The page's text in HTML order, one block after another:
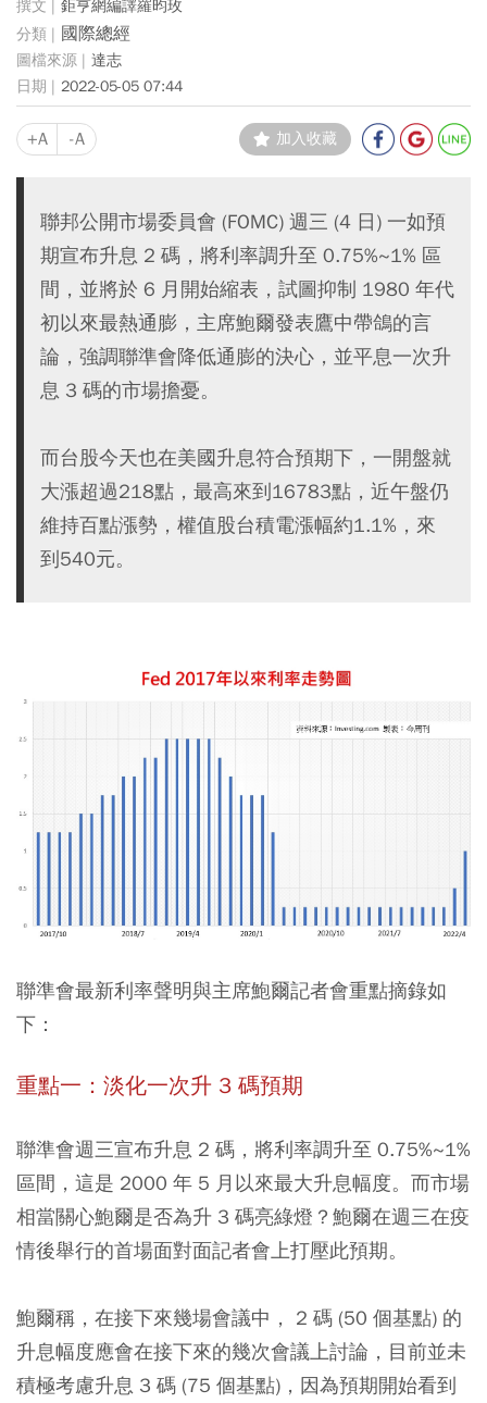
鉅亨網編譯羅昀玫
國際總經
達志
2022-05-05 07:44
+A -A 加入收藏
聯邦公開市場委員會 (FOMC) 週三 (4 日) 一如預
期宣布升息 2 碼，將利率調升至 0.75%~1% 區
間，並將於 6 月開始縮表，試圖抑制 1980 年代
初以來最熱通膨，主席鮑爾發表鷹中帶鴿的言
論，強調聯準會降低通膨的決心，並平息一次升
息 3 碼的市場擔憂。
而台股今天也在美國升息符合預期下，一開盤就
大漲超過218點，最高來到16783點，近午盤仍
維持百點漲勢，權值股台積電漲幅約1.1%，來
到540元。
聯準會最新利率聲明與主席鮑爾記者會重點摘錄如
下：
重點一：淡化一次升 3 碼預期
聯準會週三宣布升息 2 碼，將利率調升至 0.75%~1%
區間，這是 2000 年 5 月以來最大升息幅度。而市場
相當關心鮑爾是否為升 3 碼亮綠燈？鮑爾在週三在疫
情後舉行的首場面對面記者會上打壓此預期。
鮑爾稱，在接下來幾場會議中， 2 碼 (50 個基點) 的
升息幅度應會在接下來的幾次會議上討論，目前並未
積極考慮升息 3 碼 (75 個基點)，因為預期開始看到